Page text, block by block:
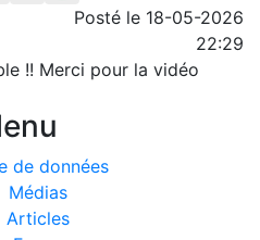
Posté le 18-05-2026
22:29
!! Merci pour la vidéo
de données
Médias
Articles